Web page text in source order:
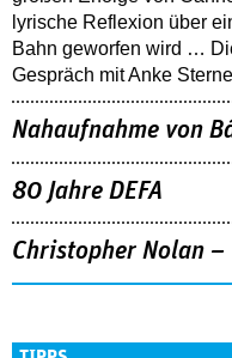
lyrische Reflexion über
Bahn geworfen wird …
Gespräch mit Anke
Nahaufnahme von
80 Jahre DEFA
Christopher Nolan